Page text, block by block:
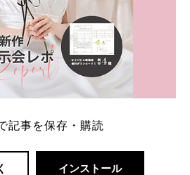
記事を保存・購読
インストール